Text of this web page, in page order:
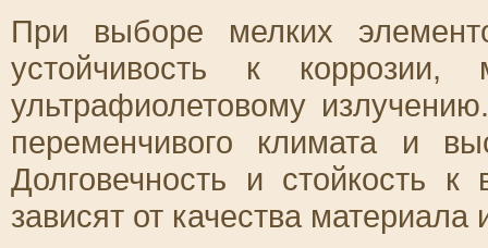
При выборе мелких
устойчивость к коррозии,
ультрафиолетовому
переменчивого климата и
Долговечность и стойкость
зависят от качества материала